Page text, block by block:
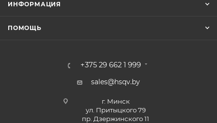
ИНФОРМАЦИЯ
ПОМОЩЬ
+375 29 662 1 999
sales@hsqv.by
г. Минск
ул. Притыцкого 79
пр. Дзержинского 11